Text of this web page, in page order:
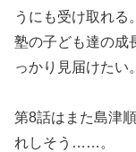
うにも受け取れる。
塾の子ども達の成
っかり見届けたい。
第8話はまた島津
れしそう……。